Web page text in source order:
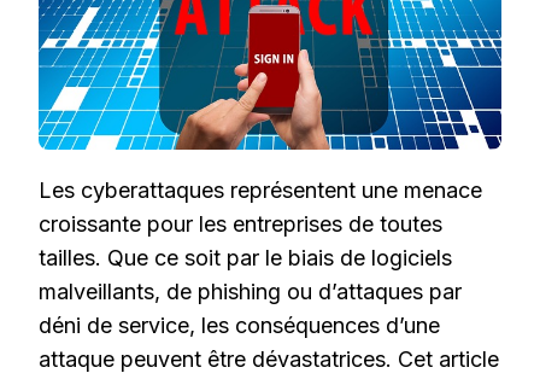
PRATIQUES
Les cyberattaques représentent une menace
croissante pour les entreprises de toutes
tailles. Que ce soit par le biais de logiciels
malveillants, de phishing ou d’attaques par
déni de service, les conséquences d’une
attaque peuvent être dévastatrices. Cet article